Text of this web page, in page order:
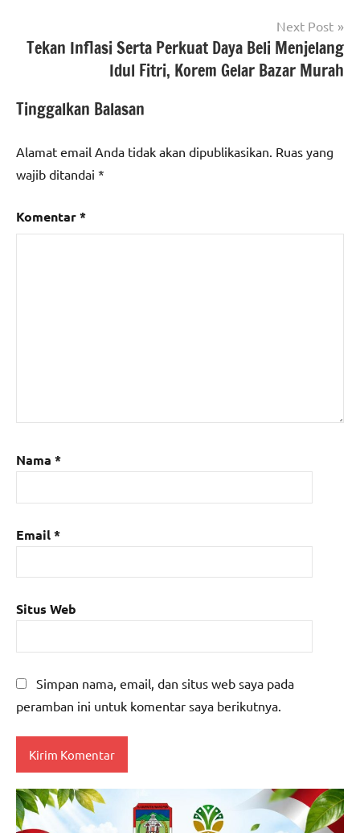
Next Post
Tekan Inflasi Serta Perkuat Daya Beli Menjelang
Idul Fitri, Korem Gelar Bazar Murah
Tinggalkan Balasan
Alamat email Anda tidak akan dipublikasikan. Ruas yang
wajib ditandai *
Komentar*
Nama *
Email*
Situs Web
Simpan nama, email, dan situs web saya pada
peramban ini untuk komentar saya berikutnya.